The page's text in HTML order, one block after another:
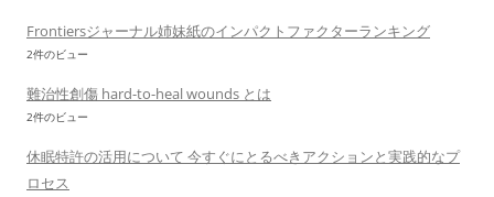
Frontiersジャーナル姉妹紙のインパクトファクターランキング
2件のビュー
難治性創傷 hard-to-heal wounds とは
2件のビュー
休眠特許の活用について 今すぐにとるべきアクションと実践的なプ
ロセス